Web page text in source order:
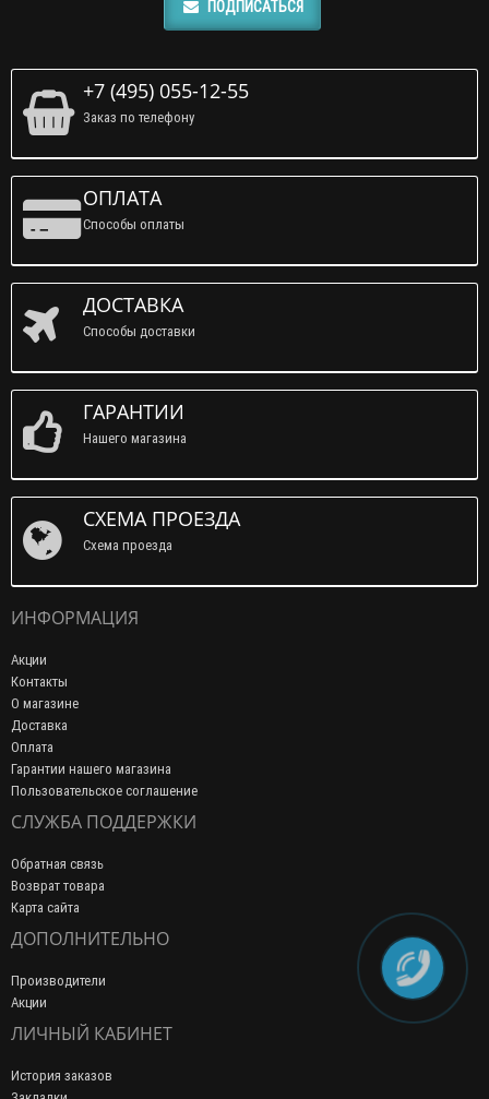
ПОДПИСАТЬСЯ
+7 (495) 055-12-55
Заказ по телефону
ОПЛАТА
Способы оплаты
ДОСТАВКА
Способы доставки
ГАРАНТИИ
Нашего магазина
СХЕМА ПРОЕЗДА
Схема проезда
ИНФОРМАЦИЯ
Акции
Контакты
О магазине
Доставка
Оплата
Гарантии нашего магазина
Пользовательское соглашение
СЛУЖБА ПОДДЕРЖКИ
Обратная связь
Возврат товара
Карта сайта
ДОПОЛНИТЕЛЬНО
Производители
Акции
ЛИЧНЫЙ КАБИНЕТ
История заказов